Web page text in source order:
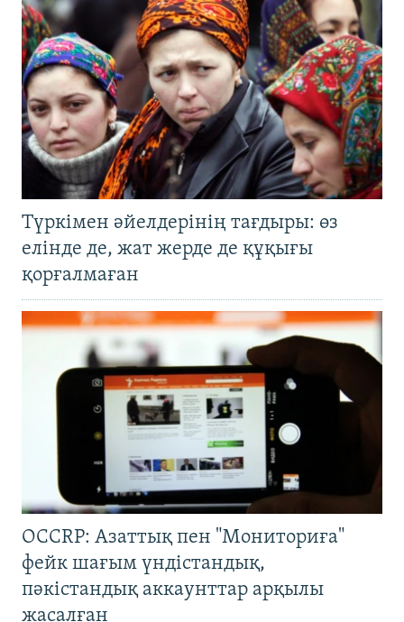
Түркімен әйелдерінің тағдыры: өз
елінде де, жат жерде де құқығы
қорғалмаған
OCCRP: Азаттық пен "Мониториға"
фейк шағым үндістандық,
пәкістандық аккаунттар арқылы
жасалған